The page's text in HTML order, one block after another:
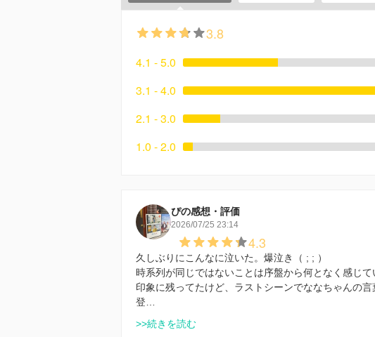
3.8
4.1 - 5.0
3.1 - 4.0
2.1 - 3.0
1.0 - 2.0
ぴの感想・評価
2026/07/25 23:14
4.3
久しぶりにこんなに泣いた。爆泣き（ ; ; ）
時系列が同じではないことは序盤から何となく感じ
印象に残ってたけど、ラストシーンでななちゃんの言
登…
>>続きを読む